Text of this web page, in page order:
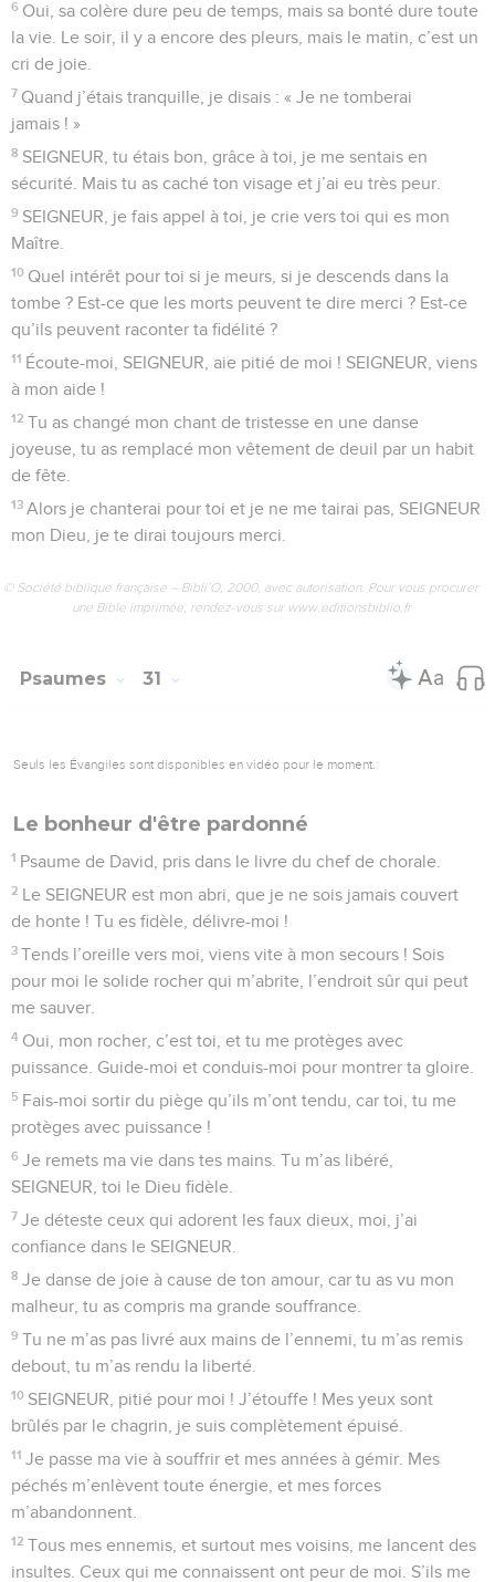
6 Oui, sa colère dure peu de temps, mais sa bonté dure toute
la vie. Le soir, il y a encore des pleurs, mais le matin, c’est un
cri de joie.
7 Quand j’étais tranquille, je disais : « Je ne tomberai
jamais ! »
8 SEIGNEUR, tu étais bon, grâce à toi, je me sentais en
sécurité. Mais tu as caché ton visage et j’ai eu très peur.
9 SEIGNEUR, je fais appel à toi, je crie vers toi qui es mon
Maître.
10 Quel intérêt pour toi si je meurs, si je descends dans la
tombe ? Est-ce que les morts peuvent te dire merci ? Est-ce
qu’ils peuvent raconter ta fidélité ?
11 Écoute-moi, SEIGNEUR, aie pitié de moi ! SEIGNEUR, viens
à mon aide !
12 Tu as changé mon chant de tristesse en une danse
joyeuse, tu as remplacé mon vêtement de deuil par un habit
de fête.
13 Alors je chanterai pour toi et je ne me tairai pas, SEIGNEUR
mon Dieu, je te dirai toujours merci.
© Société biblique française – Bibli’O, 2000, avec autorisation. Pour vous procurer
une Bible imprimée, rendez-vous sur www.editionsbiblio.fr
Psaumes 31
Seuls les Évangiles sont disponibles en vidéo pour le moment.
Le bonheur d'être pardonné
1 Psaume de David, pris dans le livre du chef de chorale.
2 Le SEIGNEUR est mon abri, que je ne sois jamais couvert
de honte ! Tu es fidèle, délivre-moi !
3 Tends l’oreille vers moi, viens vite à mon secours ! Sois
pour moi le solide rocher qui m’abrite, l’endroit sûr qui peut
me sauver.
4 Oui, mon rocher, c’est toi, et tu me protèges avec
puissance. Guide-moi et conduis-moi pour montrer ta gloire.
5 Fais-moi sortir du piège qu’ils m’ont tendu, car toi, tu me
protèges avec puissance !
6 Je remets ma vie dans tes mains. Tu m’as libéré,
SEIGNEUR, toi le Dieu fidèle.
7 Je déteste ceux qui adorent les faux dieux, moi, j’ai
confiance dans le SEIGNEUR.
8 Je danse de joie à cause de ton amour, car tu as vu mon
malheur, tu as compris ma grande souffrance.
9 Tu ne m’as pas livré aux mains de l’ennemi, tu m’as remis
debout, tu m’as rendu la liberté.
10 SEIGNEUR, pitié pour moi ! J’étouffe ! Mes yeux sont
brûlés par le chagrin, je suis complètement épuisé.
11 Je passe ma vie à souffrir et mes années à gémir. Mes
péchés m’enlèvent toute énergie, et mes forces
m’abandonnent.
12 Tous mes ennemis, et surtout mes voisins, me lancent des
insultes. Ceux qui me connaissent ont peur de moi. S’ils me